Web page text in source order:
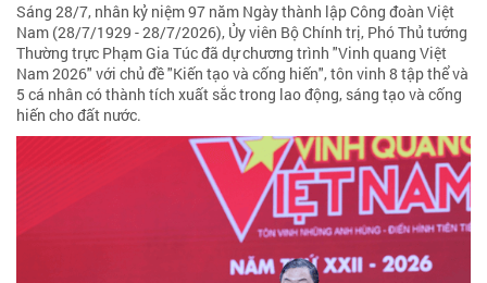
Sáng 28/7, nhân kỷ niệm 97 năm Ngày thành lập Công đoàn Việt
Nam (28/7/1929 - 28/7/2026), Ủy viên Bộ Chính trị, Phó Thủ tướng
Thường trực Phạm Gia Túc đã dự chương trình "Vinh quang Việt
Nam 2026" với chủ đề "Kiến tạo và cống hiến", tôn vinh 8 tập thể và
5 cá nhân có thành tích xuất sắc trong lao động, sáng tạo và cống
hiến cho đất nước.